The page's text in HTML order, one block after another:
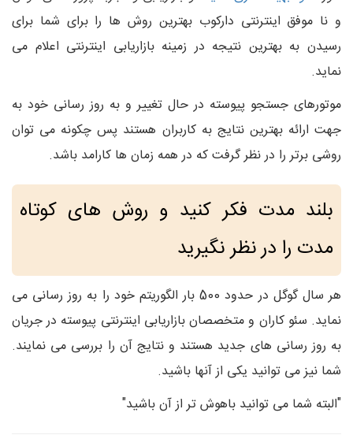
و نا موفق اینترنتی دارکوب بهترین روش ها را برای شما برای
رسیدن به بهترین نتیجه در زمینه بازاریابی اینترنتی اعلام می
نماید.
موتورهای جستجو پیوسته در حال تغییر و به روز رسانی خود به
جهت ارائه بهترین نتایج به کاربران هستند پس چکونه می توان
روشی برتر را در نظر گرفت که در همه زمان ها کارامد باشد.
بلند مدت فکر کنید و روش های کوتاه
مدت را در نظر نگیرید
هر سال گوگل در حدود 500 بار الگوریتم خود را به روز رسانی می
نماید. سئو کاران و متخصصان بازاریابی اینترنتی پیوسته در جریان
به روز رسانی های جدید هستند و نتایج آن را بررسی می نمایند.
شما نیز می توانید یکی از آنها باشید.
"البته شما می توانید باهوش تر از آن باشید"